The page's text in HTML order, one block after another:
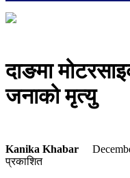
दाङमा
जनाको मृत्यु
Kanika Khabar
प्रकाशित